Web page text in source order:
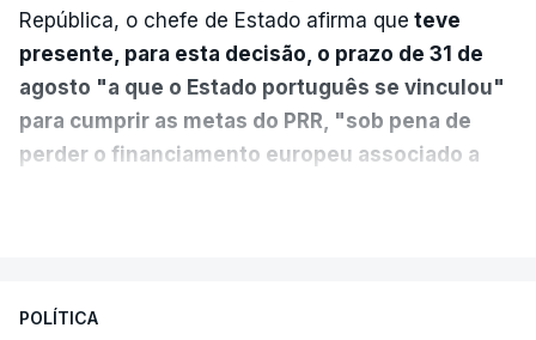
República, o chefe de Estado afirma que teve
presente, para esta decisão, o prazo de 31 de
agosto "a que o Estado português se vinculou"
para cumprir as metas do PRR, "sob pena de
perder o financiamento europeu associado a
sistema mais simples, mais justo e transparente".
POLÍTICA